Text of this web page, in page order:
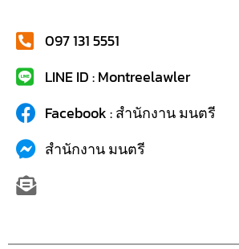
097 131 5551
LINE ID : Montreelawler
Facebook : สำนักงาน มนตรี
สำนักงาน มนตรี